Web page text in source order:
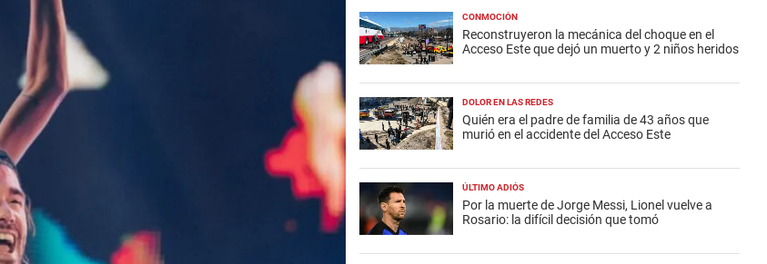
CONMOCIÓN
Reconstruyeron la mecánica del choque en el
Acceso Este que dejó un muerto y 2 niños heridos
DOLOR EN LAS REDES
Quién era el padre de familia de 43 años que
murió en el accidente del Acceso Este
ÚLTIMO ADIÓS
Por la muerte de Jorge Messi, Lionel vuelve a
Rosario: la difícil decisión que tomó